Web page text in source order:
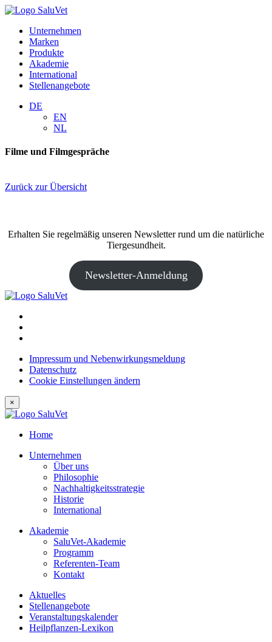
Unternehmen
Marken
Produkte
Akademie
International
Stellenangebote
DE
EN
NL
Filme und Filmgespräche
Zurück zur Übersicht
Erhalten Sie regelmäßig unseren Newsletter rund um die natürliche
Tiergesundheit.
Newsletter-Anmeldung
Impressum und Nebenwirkungsmeldung
Datenschutz
Cookie Einstellungen ändern
×
Home
Unternehmen
Über uns
Philosophie
Nachhaltigkeitsstrategie
Historie
International
Akademie
SaluVet-Akademie
Programm
Referenten-Team
Kontakt
Aktuelles
Stellenangebote
Veranstaltungskalender
Heilpflanzen-Lexikon